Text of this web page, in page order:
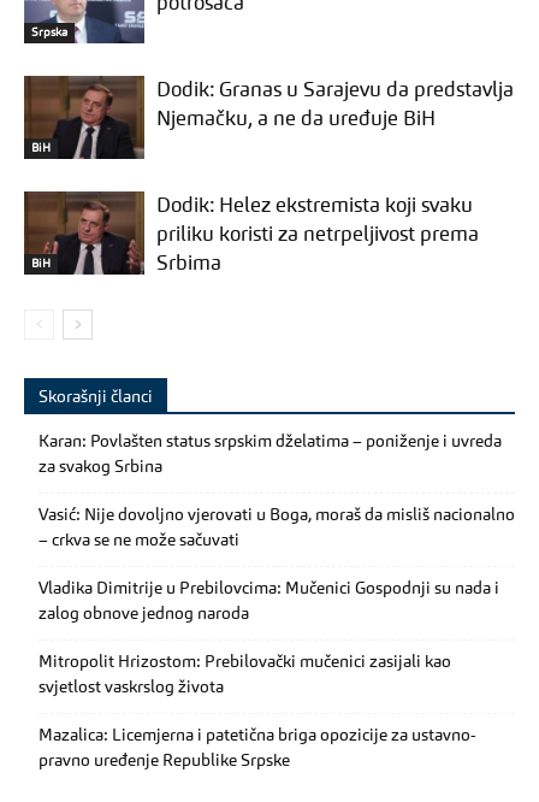
Srpska
BiH
Dodik: Granas u Sarajevu da predstavlja
Njemačku, a ne da uređuje BiH
BiH
Dodik: Helez ekstremista koji svaku
priliku koristi za netrpeljivost prema
Srbima
Skorašnji članci
Karan: Povlašten status srpskim dželatima – poniženje i uvreda
za svakog Srbina
Vasić: Nije dovoljno vjerovati u Boga, moraš da misliš nacionalno
– crkva se ne može sačuvati
Vladika Dimitrije u Prebilovcima: Mučenici Gospodnji su nada i
zalog obnove jednog naroda
Mitropolit Hrizostom: Prebilovački mučenici zasijali kao
svjetlost vaskrslog života
Mazalica: Licemjerna i patetična briga opozicije za ustavno-
pravno uređenje Republike Srpske